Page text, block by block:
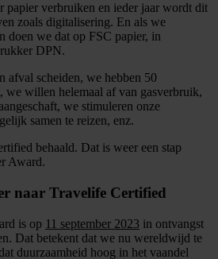
papier verbruiken en ieder jaar wordt dit
zoals digitalisering. En als we
doen we dat op FSC papier, in
DPN.
afval scheiden, we hebben 50
we willen helemaal af van gasverbruik,
we stimuleren onze
samen te reizen, enz.
behaald. Dat is weer een stap
Award.
naar Travelife Certified
is op 11 september 2023 in ontvangst
Dat betekent dat we nu wereldwijd te
duurzaamheid hoog in het vaandel